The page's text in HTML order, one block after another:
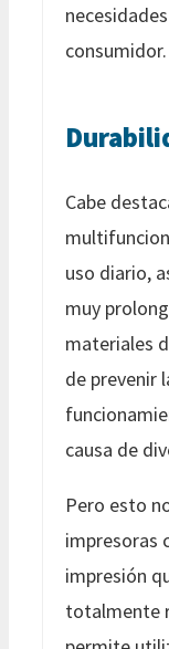
consumidor.
Cabe
uso diario,
muy
materiales
de prevenir
causa de
Pero esto
impresoras
impresión
totalmente